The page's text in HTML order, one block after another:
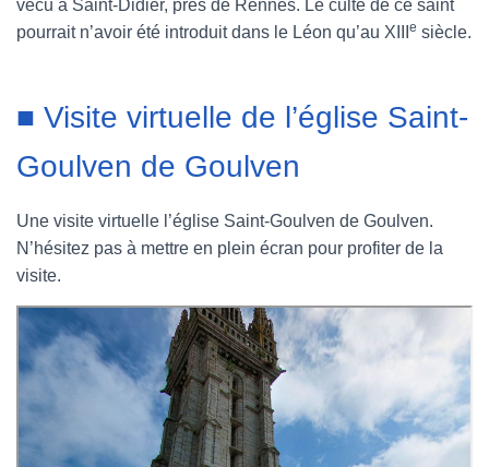
vécu à Saint-Didier, près de Rennes. Le culte de ce saint
pourrait n’avoir été introduit dans le Léon qu’au XIII
e siècle.
■ Visite virtuelle de l’église Saint-
Goulven de Goulven
Une visite virtuelle l’église Saint-Goulven de Goulven.
N’hésitez pas à mettre en plein écran pour profiter de la
visite.